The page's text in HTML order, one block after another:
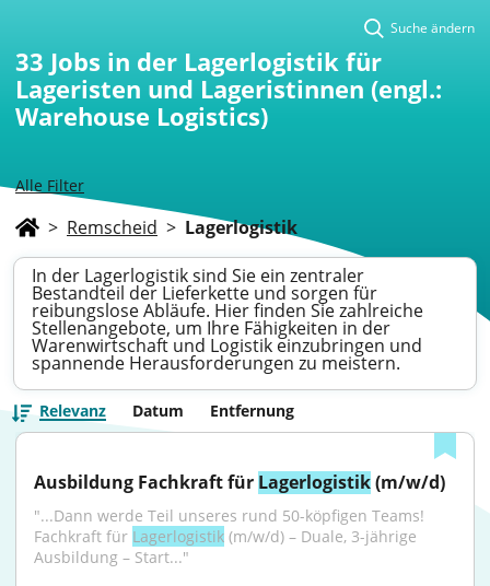
Alle Filter
Suche ändern
33 Jobs in der Lagerlogistik für
Lageristen und Lageristinnen (engl.:
Warehouse Logistics)
> Remscheid > Lagerlogistik
In der Lagerlogistik sind Sie ein zentraler
Bestandteil der Lieferkette und sorgen für
reibungslose Abläufe. Hier finden Sie zahlreiche
Stellenangebote, um Ihre Fähigkeiten in der
Warenwirtschaft und Logistik einzubringen und
spannende Herausforderungen zu meistern.
Relevanz Datum Entfernung
Ausbildung Fachkraft für Lagerlogistik (m/w/d)
"...Dann werde Teil unseres rund 50-köpfigen Teams!
Fachkraft für Lagerlogistik (m/w/d) – Duale, 3-jährige
Ausbildung – Start..."